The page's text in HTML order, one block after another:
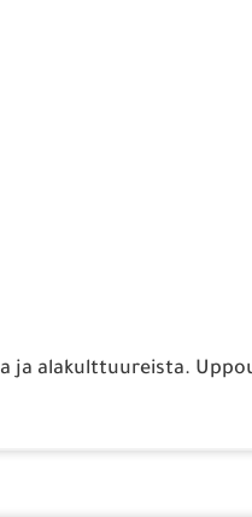
ja alakulttuureista.